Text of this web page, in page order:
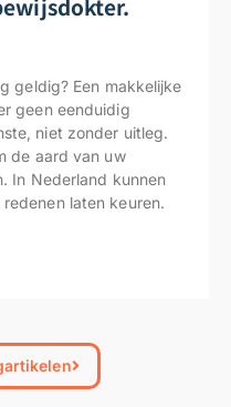
geldig? Een makkelijke
geen eenduidig
niet zonder uitleg.
de aard van uw
In Nederland kunnen
laten keuren.